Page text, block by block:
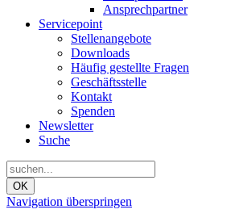
Ansprechpartner
Servicepoint
Stellenangebote
Downloads
Häufig gestellte Fragen
Geschäftsstelle
Kontakt
Spenden
Newsletter
Suche
OK
Navigation überspringen